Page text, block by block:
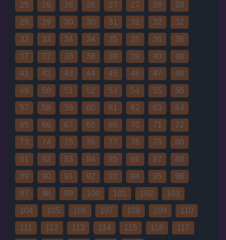
25
26 26 26 27 27 28
28
29
29 30 30 31 31 32
32
33
33 34 34 35 35 36
36
37
37 38 38 39 39 40
40
41
42 43 44 45 46 47
48
49
50 51 52 53 54 55
56
57
58 59 60 61 62 63
64
65
66 67 68 69 70 71
72
73
74 75 76 77 78 79
80
81
82 83 84 85 86 87
88
89
90 91 92 93 94 95
96
97
98 99 100 101 102
103
104
105 106 107 108 109
110
111
112 113 114 115 116
117